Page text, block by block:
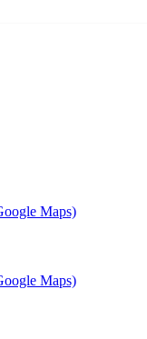
Maps)
Maps)
ทะเบียน ขม 2403
นต์ส่วน